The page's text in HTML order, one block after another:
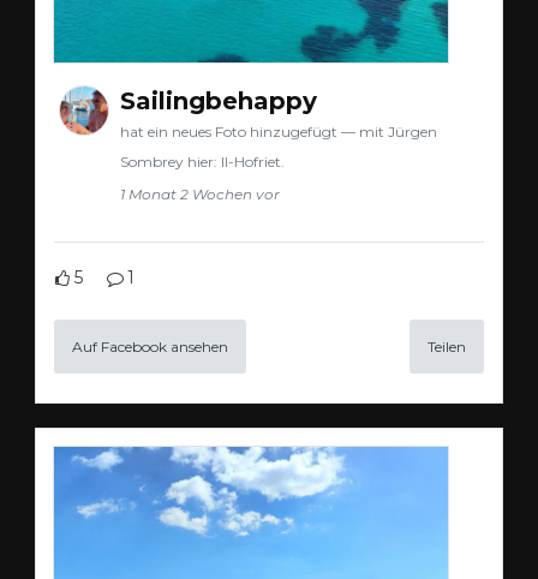
Sailingbehappy
hat ein neues Foto hinzugefügt — mit Jürgen
Sombrey hier: Il-Hofriet.
1 Monat 2 Wochen vor
5 1
Auf Facebook ansehen Teilen